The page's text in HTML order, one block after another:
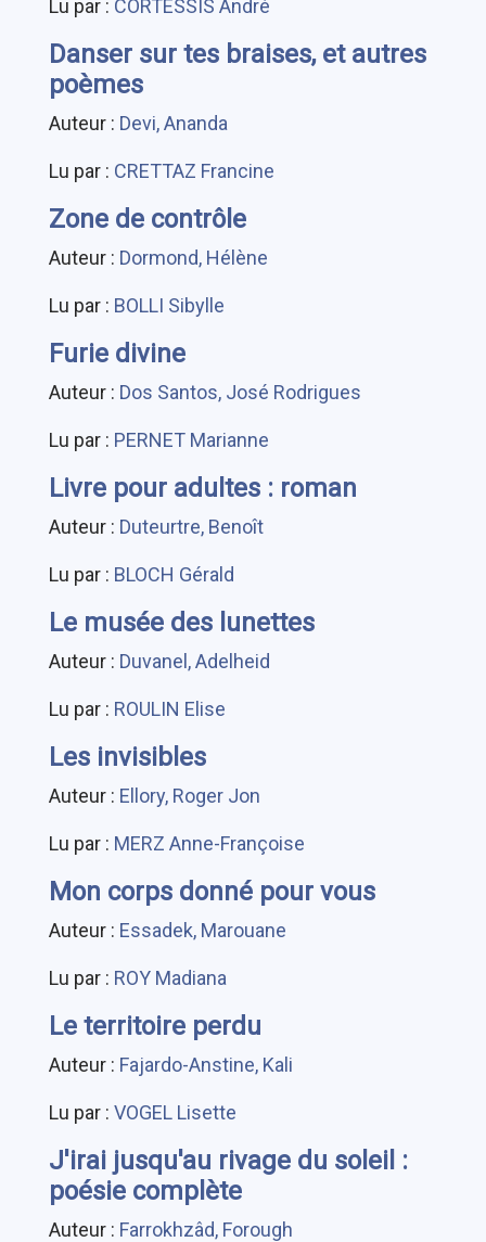
Lu par : CORTESSIS André
Danser sur tes braises, et autres
poèmes
Auteur : Devi, Ananda
Lu par : CRETTAZ Francine
Zone de contrôle
Auteur : Dormond, Hélène
Lu par : BOLLI Sibylle
Furie divine
Auteur : Dos Santos, José Rodrigues
Lu par : PERNET Marianne
Livre pour adultes : roman
Auteur : Duteurtre, Benoît
Lu par : BLOCH Gérald
Le musée des lunettes
Auteur : Duvanel, Adelheid
Lu par : ROULIN Elise
Les invisibles
Auteur : Ellory, Roger Jon
Lu par : MERZ Anne-Françoise
Mon corps donné pour vous
Auteur : Essadek, Marouane
Lu par : ROY Madiana
Le territoire perdu
Auteur : Fajardo-Anstine, Kali
Lu par : VOGEL Lisette
J'irai jusqu'au rivage du soleil :
poésie complète
Auteur : Farrokhzâd, Forough